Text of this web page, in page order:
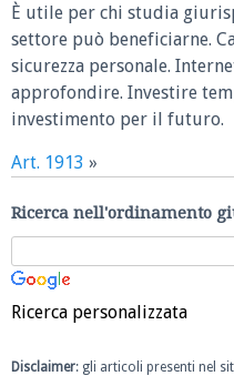
È utile per chi studia
settore può beneficiarne.
sicurezza personale.
approfondire. Investire
investimento per il futuro.
Art. 1913 »
Ricerca nell'ordinamento
Ricerca personalizzata
Disclaimer: gli articoli presenti nel